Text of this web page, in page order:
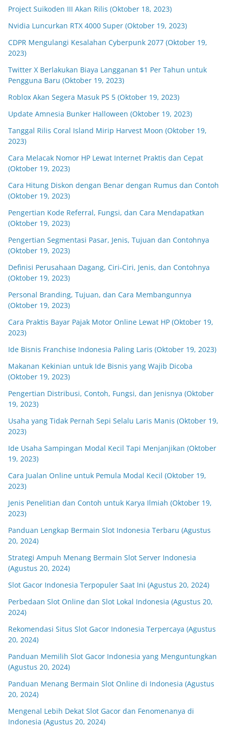
Project Suikoden III Akan Rilis (Oktober 18, 2023)
Nvidia Luncurkan RTX 4000 Super (Oktober 19, 2023)
CDPR Mengulangi Kesalahan Cyberpunk 2077 (Oktober 19,
2023)
Twitter X Berlakukan Biaya Langganan $1 Per Tahun untuk
Pengguna Baru (Oktober 19, 2023)
Roblox Akan Segera Masuk PS 5 (Oktober 19, 2023)
Update Amnesia Bunker Halloween (Oktober 19, 2023)
Tanggal Rilis Coral Island Mirip Harvest Moon (Oktober 19,
2023)
Cara Melacak Nomor HP Lewat Internet Praktis dan Cepat
(Oktober 19, 2023)
Cara Hitung Diskon dengan Benar dengan Rumus dan Contoh
(Oktober 19, 2023)
Pengertian Kode Referral, Fungsi, dan Cara Mendapatkan
(Oktober 19, 2023)
Pengertian Segmentasi Pasar, Jenis, Tujuan dan Contohnya
(Oktober 19, 2023)
Definisi Perusahaan Dagang, Ciri-Ciri, Jenis, dan Contohnya
(Oktober 19, 2023)
Personal Branding, Tujuan, dan Cara Membangunnya
(Oktober 19, 2023)
Cara Praktis Bayar Pajak Motor Online Lewat HP (Oktober 19,
2023)
Ide Bisnis Franchise Indonesia Paling Laris (Oktober 19, 2023)
Makanan Kekinian untuk Ide Bisnis yang Wajib Dicoba
(Oktober 19, 2023)
Pengertian Distribusi, Contoh, Fungsi, dan Jenisnya (Oktober
19, 2023)
Usaha yang Tidak Pernah Sepi Selalu Laris Manis (Oktober 19,
2023)
Ide Usaha Sampingan Modal Kecil Tapi Menjanjikan (Oktober
19, 2023)
Cara Jualan Online untuk Pemula Modal Kecil (Oktober 19,
2023)
Jenis Penelitian dan Contoh untuk Karya Ilmiah (Oktober 19,
2023)
Panduan Lengkap Bermain Slot Indonesia Terbaru (Agustus
20, 2024)
Strategi Ampuh Menang Bermain Slot Server Indonesia
(Agustus 20, 2024)
Slot Gacor Indonesia Terpopuler Saat Ini (Agustus 20, 2024)
Perbedaan Slot Online dan Slot Lokal Indonesia (Agustus 20,
2024)
Rekomendasi Situs Slot Gacor Indonesia Terpercaya (Agustus
20, 2024)
Panduan Memilih Slot Gacor Indonesia yang Menguntungkan
(Agustus 20, 2024)
Panduan Menang Bermain Slot Online di Indonesia (Agustus
20, 2024)
Mengenal Lebih Dekat Slot Gacor dan Fenomenanya di
Indonesia (Agustus 20, 2024)